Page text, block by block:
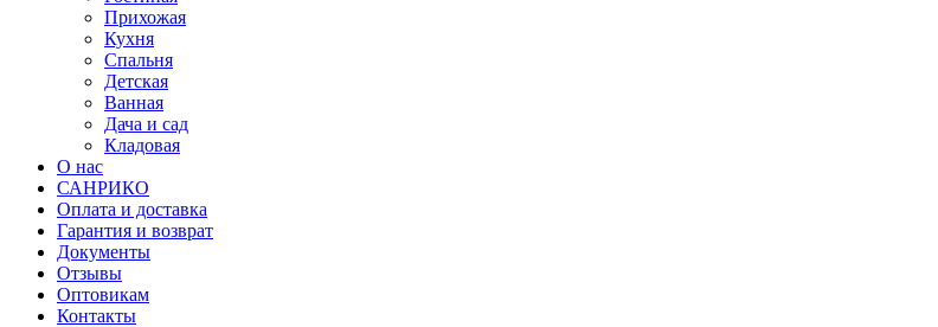
Прихожая
Кухня
Спальня
Детская
Ванная
Дача и сад
Кладовая
О нас
САНРИКО
Оплата и доставка
Гарантия и возврат
Документы
Отзывы
Оптовикам
Контакты